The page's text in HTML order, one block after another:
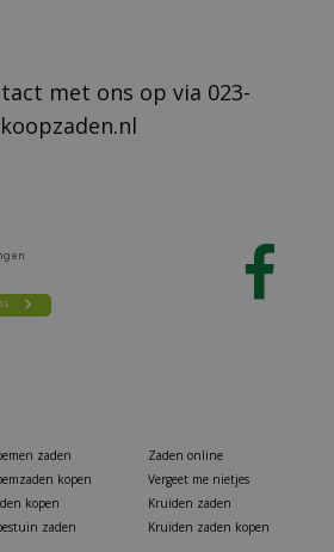
met ons op via 023-
zaden
kopen
kopen
zaden
Zaden online
Vergeet me nietjes
Kruiden zaden
Kruiden zaden kopen